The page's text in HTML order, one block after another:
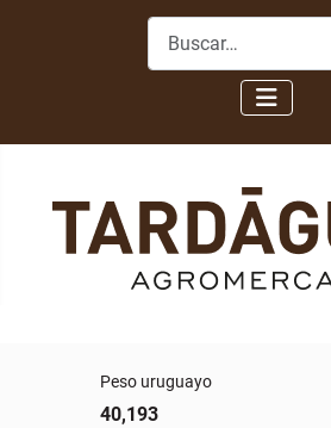
Buscar
Peso uruguayo
40,193